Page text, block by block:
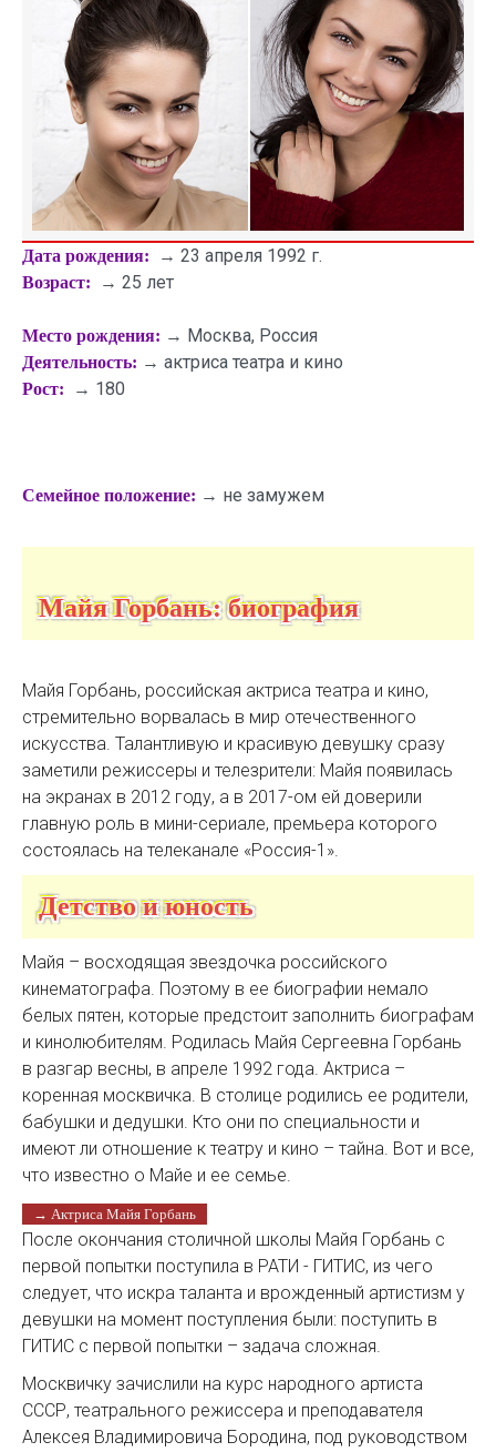
Дата рождения: → 23 апреля 1992 г.
Возраст: → 25 лет
Место рождения: → Москва, Россия
Деятельность: → актриса театра и кино
Рост: → 180
Семейное положение: → не замужем
Майя Горбань: биография
Майя Горбань, российская актриса театра и кино,
стремительно ворвалась в мир отечественного
искусства. Талантливую и красивую девушку сразу
заметили режиссеры и телезрители: Майя появилась
на экранах в 2012 году, а в 2017-ом ей доверили
главную роль в мини-сериале, премьера которого
состоялась на телеканале «Россия-1».
Детство и юность
Майя – восходящая звездочка российского
кинематографа. Поэтому в ее биографии немало
белых пятен, которые предстоит заполнить биографам
и кинолюбителям. Родилась Майя Сергеевна Горбань
в разгар весны, в апреле 1992 года. Актриса –
коренная москвичка. В столице родились ее родители,
бабушки и дедушки. Кто они по специальности и
имеют ли отношение к театру и кино – тайна. Вот и все,
что известно о Майе и ее семье.
→ Актриса Майя Горбань
После окончания столичной школы Майя Горбань с
первой попытки поступила в РАТИ - ГИТИС, из чего
следует, что искра таланта и врожденный артистизм у
девушки на момент поступления были: поступить в
ГИТИС с первой попытки – задача сложная.
Москвичку зачислили на курс народного артиста
СССР, театрального режиссера и преподавателя
Алексея Владимировича Бородина, под руководством